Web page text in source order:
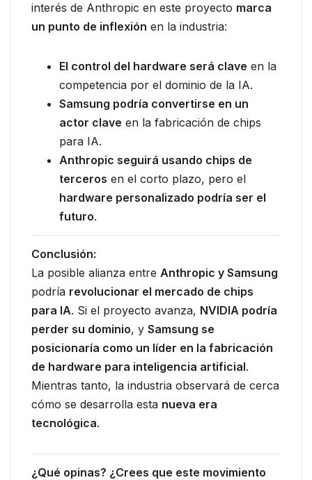
interés de Anthropic en este proyecto marca
un punto de inflexión en la industria:
El control del hardware será clave en la
competencia por el dominio de la IA.
Samsung podría convertirse en un
actor clave en la fabricación de chips
para IA.
Anthropic seguirá usando chips de
terceros en el corto plazo, pero el
hardware personalizado podría ser el
futuro.
Conclusión:
La posible alianza entre Anthropic y Samsung
podría revolucionar el mercado de chips
para IA. Si el proyecto avanza, NVIDIA podría
perder su dominio, y Samsung se
posicionaría como un líder en la fabricación
de hardware para inteligencia artificial.
Mientras tanto, la industria observará de cerca
cómo se desarrolla esta nueva era
tecnológica.
¿Qué opinas? ¿Crees que este movimiento